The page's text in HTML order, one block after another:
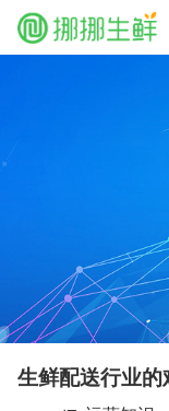
生鲜配送行业